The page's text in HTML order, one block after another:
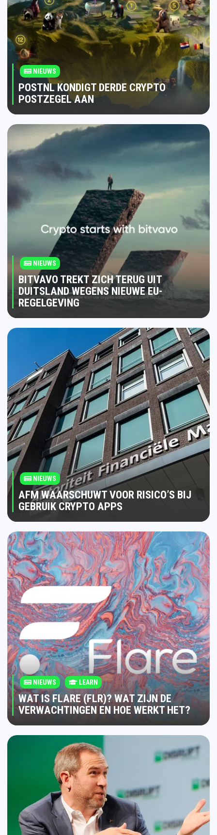
NIEUWS
POSTNL KONDIGT DERDE CRYPTO
POSTZEGEL AAN
NIEUWS
BITVAVO TREKT ZICH TERUG UIT
DUITSLAND WEGENS NIEUWE EU-
REGELGEVING
NIEUWS
AFM WAARSCHUWT VOOR RISICO’S BIJ
GEBRUIK CRYPTO APPS
NIEUWS LEARN
WAT IS FLARE (FLR)? WAT ZIJN DE
VERWACHTINGEN EN HOE WERKT HET?